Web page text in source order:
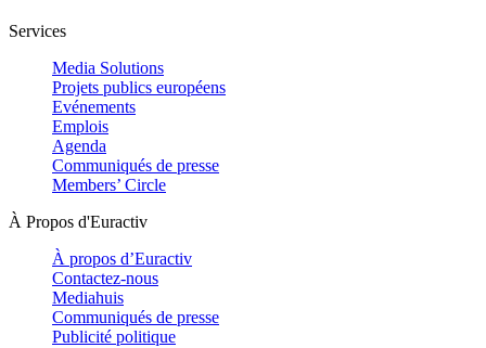
Services
Media Solutions
Projets publics européens
Evénements
Emplois
Agenda
Communiqués de presse
Members’ Circle
À Propos d'Euractiv
À propos d’Euractiv
Contactez-nous
Mediahuis
Communiqués de presse
Publicité politique